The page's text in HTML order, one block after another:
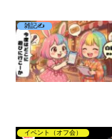
雑記✍️
イベント（オフ会）